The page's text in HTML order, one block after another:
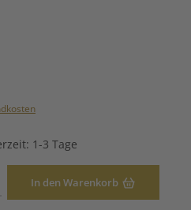
1-3 Tage
In den Warenkorb